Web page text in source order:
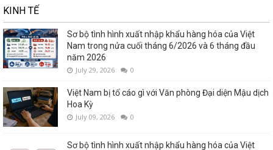
KINH TẾ
Sơ bộ tình hình xuất nhập khẩu hàng hóa của Việt
Nam trong nửa cuối tháng 6/2026 và 6 tháng đầu
năm 2026
July 29, 2026 0
Việt Nam bị tố cáo gì với Văn phòng Đại diện Mậu dịch
Hoa Kỳ
July 09, 2026 0
Sơ bộ tình hình xuất nhập khẩu hàng hóa của Việt